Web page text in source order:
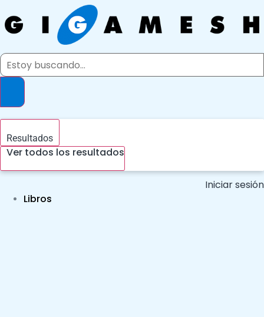
al
contenido
Search
Resultados
Ver todos los resultados
Iniciar sesión
Libros